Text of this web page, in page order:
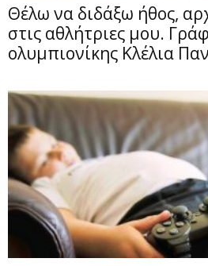
Θέλω να διδάξω ήθος,
στις αθλήτριες μου.
ολυμπιονίκης Κλέλια